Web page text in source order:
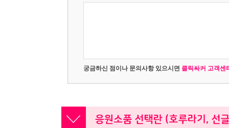
궁금하신 점이나 문의사항 있으시면 클릭싸커 고객센